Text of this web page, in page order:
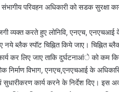
परिवहन अधिकारी को सडक सुरक्षा
व्यक्त करते हुए लोनिवि, एनएच,
नये ब्लैक स्पॉट चिह्नित किये जाए। चिह्नित
कर लिए जाए ताकि दुर्घटनाआंे को कम
निर्माण विभाग, एनएच,एनएचआई के
सुधारीकरण कार्य करने के निर्देश दिए। इस